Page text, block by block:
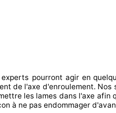
pourront agir en
de l'axe d'enroulement. Nos
les lames dans l'axe afin
à ne pas endommager